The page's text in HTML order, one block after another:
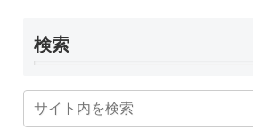
検索